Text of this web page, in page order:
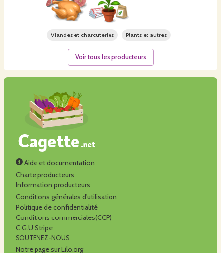
Viandes et charcuteries Plants et autres
Voir tous les producteurs
Aide et documentation
Charte producteurs
Information producteurs
Conditions générales d'utilisation
Politique de confidentialité
Conditions commerciales(CCP)
C.G.U Stripe
SOUTENEZ-NOUS
Notre page sur Lilo.org